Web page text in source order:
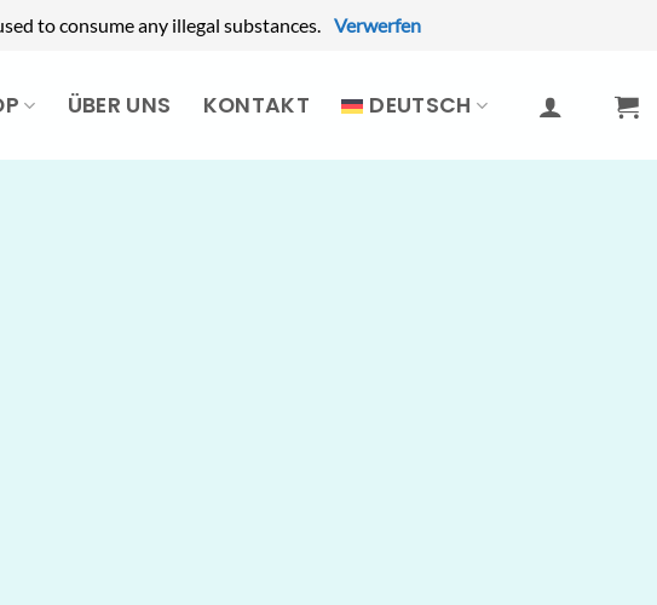
to consume any illegal substances. Verwerfen
ÜBER UNS KONTAKT DEUTSCH